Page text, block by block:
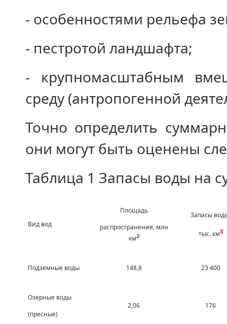
- особенностями рельефа
- пестротой ландшафта;
- крупномасштабным
среду (антропогенной
Точно определить
они могут быть оценены
Таблица 1 Запасы воды на
Вид вод
Площадь
распространения, млн
км2
Запасы
тыс. км3
Подземные воды 148,8 23 400
Озерные воды
(пресные)
2,06 176